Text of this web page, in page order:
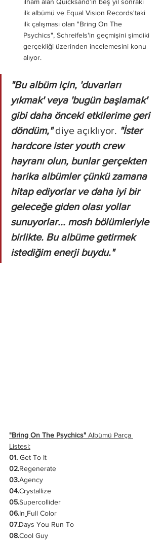
ilk albümü ve Equal Vision Records'taki
ilk çalışması olan "Bring On The
Psychics", Schreifels'in geçmişini şimdiki
gerçekliği üzerinden incelemesini konu
alıyor.
"Bu albüm için, 'duvarları
yıkmak' veya 'bugün başlamak'
gibi daha önceki etkilerime geri
döndüm," diye açıklıyor. "İster
hardcore ister youth crew
hayranı olun, bunlar gerçekten
harika albümler çünkü zamana
hitap ediyorlar ve daha iyi bir
geleceğe giden olası yollar
sunuyorlar... mosh bölümleriyle
birlikte. Bu albüme getirmek
istediğim enerji buydu."
"Bring On The Psychics" Albümü Parça
Listesi:
01. Get To It
02.Regenerate
03.Agency
04.Crystallize
05.Supercollider
06.In Full Color
07.Days You Run To
08.Cool Guy